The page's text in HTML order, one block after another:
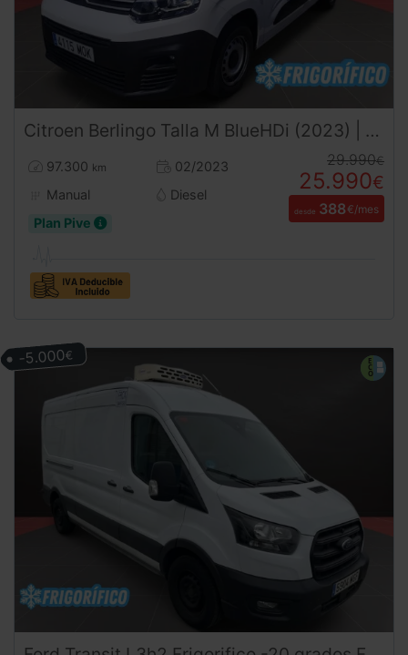
Citroen Berlingo Talla M BlueHDi (2023) | Frigorífico -20ºC | DESDE 386 €/mes
97.300 km
02/2023
Manual
Diesel
Plan Pive
29.990€
25.990€
desde 388€/mes
-5.000€